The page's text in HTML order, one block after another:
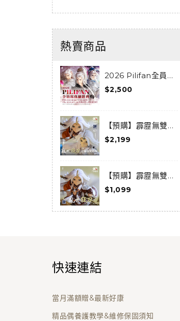
熱賣商品
2026 Pilifan全員寫
真攝影會活動套組
$2,500
【預購】霹靂無雙
3D激戰天下-亂世狂
刀-狂龍傲天套組(預
$2,199
【預購】霹靂無雙
3D激戰天下-天下
014-亂世狂刀 (已結
$1,099
快速連結
當月滿額贈&最新好康
精品偶養護教學&維修保固須知